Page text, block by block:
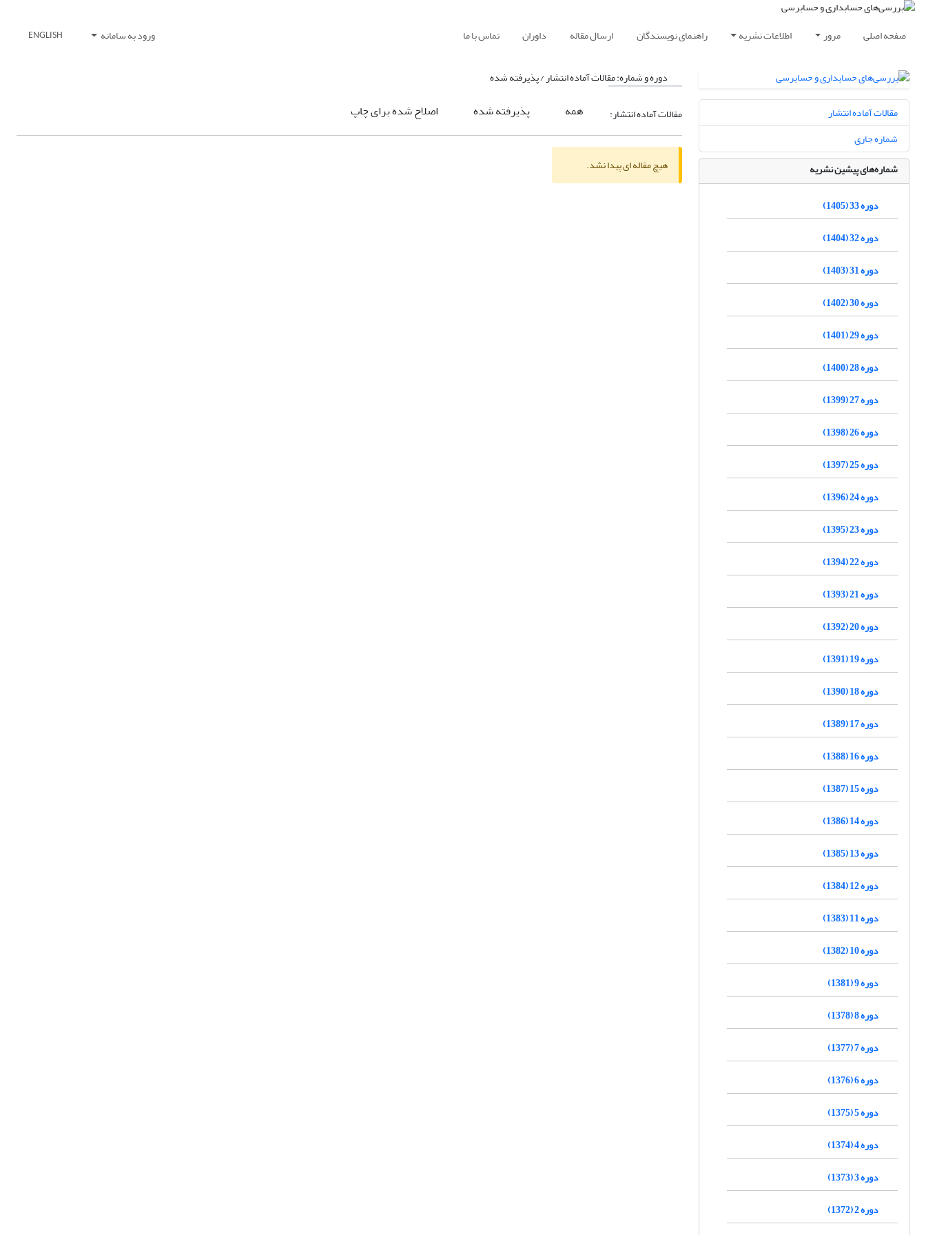
صفحه اصلی مرور اطلاعات نشریه راهنمای نویسندگان ارسال مقاله داوران تماس با ما ورود به سامانه ENGLISH
دوره و شماره:مقالات آماده انتشار / پذیرفته شده
مقالات آماده انتشار:
همه پذیرفته شده اصلاح شده برای چاپ
هیچ مقاله ای پیدا نشد.
مقالات آماده انتشار
شماره جاری
شماره‌های پیشین نشریه
دوره 33 (1405)
دوره 32 (1404)
دوره 31 (1403)
دوره 30 (1402)
دوره 29 (1401)
دوره 28 (1400)
دوره 27 (1399)
دوره 26 (1398)
دوره 25 (1397)
دوره 24 (1396)
دوره 23 (1395)
دوره 22 (1394)
دوره 21 (1393)
دوره 20 (1392)
دوره 19 (1391)
دوره 18 (1390)
دوره 17 (1389)
دوره 16 (1388)
دوره 15 (1387)
دوره 14 (1386)
دوره 13 (1385)
دوره 12 (1384)
دوره 11 (1383)
دوره 10 (1382)
دوره 9 (1381)
دوره 8 (1378)
دوره 7 (1377)
دوره 6 (1376)
دوره 5 (1375)
دوره 4 (1374)
دوره 3 (1373)
دوره 2 (1372)